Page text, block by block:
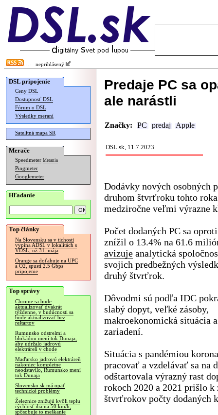
neprihlásený
DSL pripojenie
Ceny DSL
Dostupnosť DSL
Fórum o DSL
Výsledky meraní
Satelitná mapa SR
Merače
Speedmeter Merania
Pingmeter
Googlemeter
Hľadanie
Top články
Na Slovensku sa v tichosti
vypína ADSL v lokalitách s
VDSL, už 31. mája
Orange sa doťahuje na UPC
a O2, spustí 2.5 Gbps
pripojenie
Top správy
Chrome sa bude
aktualizovať dvakrát
týždenne, v budúcnosti sa
bude aktualizovať bez
reštartov
Rumunsko odstrelmi a
blokádou mení tok Dunaja,
aby udržalo jadrovú
elektráreň v chode
Maďarsko jadrovú elektráreň
nakoniec kompletne
neodstavilo, Rumunsko mení
tok Dunaja
Slovensko.sk má opäť
technické problémy
Železnice znižujú kvôli teplu
rýchlosť iba na 50 km/h,
spôsobuje to meškanie
Predaje PC sa
ale narástli
Značky: PC predaj Apple
DSL.sk, 11.7.2023
Dodávky nových osobných
druhom štvrťroku tohto
medziročne veľmi výrazne
Počet dodaných PC sa
znížil o 13.4% na 61.6
avizuje analytická
svojich predbežných
druhý štvrťrok.
Dôvodmi sú podľa IDC
slabý dopyt, veľké zásoby,
makroekonomická situácia
zariadení.
Situácia s pandémiou
pracovať a vzdelávať sa na
odštartovala výrazný rast
rokoch 2020 a 2021 prišlo
štvrťrokov počty dodaných